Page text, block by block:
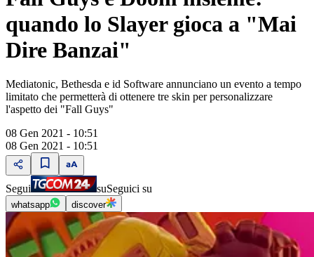
quando lo Slayer gioca a "Mai
Dire Banzai"
Mediatonic, Bethesda e id Software annunciano un evento a tempo
limitato che permetterà di ottenere tre skin per personalizzare
l'aspetto dei "Fall Guys"
08 Gen 2021 - 10:51
08 Gen 2021 - 10:51
Segui suSeguici su
whatsapp discover